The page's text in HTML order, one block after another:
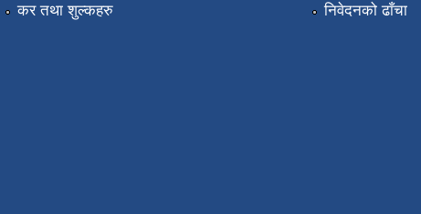
कर तथा शुल्कहरु
निवेदनको ढाँचा